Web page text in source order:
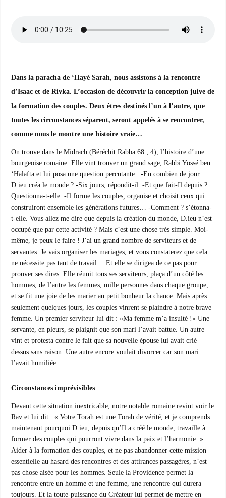
Dans la paracha de ‘Hayé Sarah, nous assistons à la rencontre
d’Isaac et de Rivka. L’occasion de découvrir la conception juive de
la formation des couples. Deux êtres destinés l’un à l’autre, que
toutes les circonstances séparent, seront appelés à se rencontrer,
comme nous le montre une histoire vraie…
On trouve dans le Midrach (Béréchit Rabba 68 ; 4), l’histoire d’une
bourgeoise romaine. Elle vint trouver un grand sage, Rabbi Yossé ben
‘Halafta et lui posa une question percutante : -En combien de jour
D.ieu créa le monde ? -Six jours, répondit-il. -Et que fait-Il depuis ?
Questionna-t-elle. -Il forme les couples, organise et choisit ceux qui
construiront ensemble les générations futures… -Comment ? s’étonna-
t-elle. Vous allez me dire que depuis la création du monde, D.ieu n’est
occupé que par cette activité ? Mais c’est une chose très simple. Moi-
même, je peux le faire ! J’ai un grand nombre de serviteurs et de
servantes. Je vais organiser les mariages, et vous constaterez que cela
ne nécessite pas tant de travail… Et elle se dirigea de ce pas pour
prouver ses dires. Elle réunit tous ses serviteurs, plaça d’un côté les
hommes, de l’autre les femmes, mille personnes dans chaque groupe,
et se fit une joie de les marier au petit bonheur la chance. Mais après
seulement quelques jours, les couples vinrent se plaindre à notre brave
femme. Un premier serviteur lui dit : «Ma femme m’a insulté !» Une
servante, en pleurs, se plaignit que son mari l’avait battue. Un autre
vint et protesta contre le fait que sa nouvelle épouse lui avait crié
dessus sans raison. Une autre encore voulait divorcer car son mari
l’avait humiliée…
Circonstances imprévisibles
Devant cette situation inextricable, notre notable romaine revint voir le
Rav et lui dit : « Votre Torah est une Torah de vérité, et je comprends
maintenant pourquoi D.ieu, depuis qu’Il a créé le monde, travaille à
former des couples qui pourront vivre dans la paix et l’harmonie. »
Aider à la formation des couples, et ne pas abandonner cette mission
essentielle au hasard des rencontres et des attirances passagères, n’est
pas chose aisée pour les hommes. Seule la Providence permet la
rencontre entre un homme et une femme, une rencontre qui durera
toujours. Et la toute-puissance du Créateur lui permet de mettre en